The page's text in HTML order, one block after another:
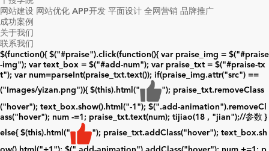
网站建设 网站优化 APP开发 平面设计 全网营销 品牌推广
成功案例
关于我们
联系我们
$(function(){ $("#praise").click(function(){ var praise_img = $("#praise
-img"); var text_box = $("#add-num"); var praise_txt = $("#praise-tx
t"); var num=parseInt(praise_txt.text()); if(praise_img.attr("src") ==
("Images/yizan.png")){ $(this).html("
"); praise_txt.removeClass
("hover"); text_box.show().html("-1"); $(".add-animation").removeCl
ass("hover"); num -=1; praise_txt.text(num); tijiao(18 , "jian");//参数 }
else{ $(this).html("
"); praise_txt.addClass("hover"); text_box.sh